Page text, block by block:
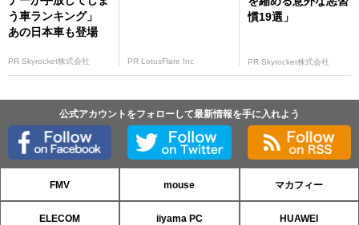
う車ランキング」
あの日本車も登場
PR Skyrocket株式会社 PR LotusFlare Inc
慣19選」
PR Skyrocket株式会社
公式アカウントをフォローして最新情報を手に入れよう
FMV mouse マカフィー
ELECOM iiyama PC HUAWEI